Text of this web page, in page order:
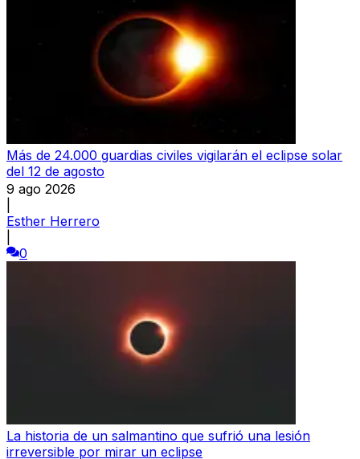
Más de 24.000 guardias civiles vigilarán el eclipse solar
del 12 de agosto
9 ago 2026
Esther Herrero
0
La historia de un salmantino que sufrió una lesión
irreversible por mirar un eclipse